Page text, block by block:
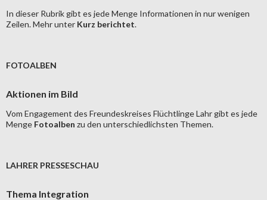
In dieser Rubrik gibt es jede Menge Informationen in nur wenigen
Zeilen. Mehr unter Kurz berichtet.
FOTOALBEN
Aktionen im Bild
Vom Engagement des Freundeskreises Flüchtlinge Lahr gibt es jede
Menge Fotoalben zu den unterschiedlichsten Themen.
LAHRER PRESSESCHAU
Thema Integration